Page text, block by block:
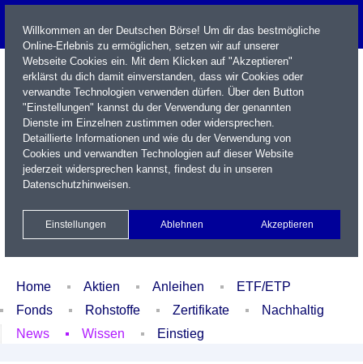
Name / WKN / ISIN / Kürzel
Xetra Realtime
Watchlist Portfolio Login
Home Aktien Anleihen
ETF/ETP
Fonds
Rohstoffe Zertifikate
Nachhaltig
News
Wissen Einstieg
Willkommen an der Deutschen Börse! Um dir das bestmögliche
Online-Erlebnis zu ermöglichen, setzen wir auf unserer
Webseite Cookies ein. Mit dem Klicken auf "Akzeptieren"
erklärst du dich damit einverstanden, dass wir Cookies oder
verwandte Technologien verwenden dürfen. Über den Button
"Einstellungen" kannst du der Verwendung der genannten
Dienste im Einzelnen zustimmen oder widersprechen.
Detaillierte Informationen und wie du der Verwendung von
Cookies und verwandten Technologien auf dieser Website
jederzeit widersprechen kannst, findest du in unseren
Datenschutzhinweisen.
Einstellungen Ablehnen Akzeptieren